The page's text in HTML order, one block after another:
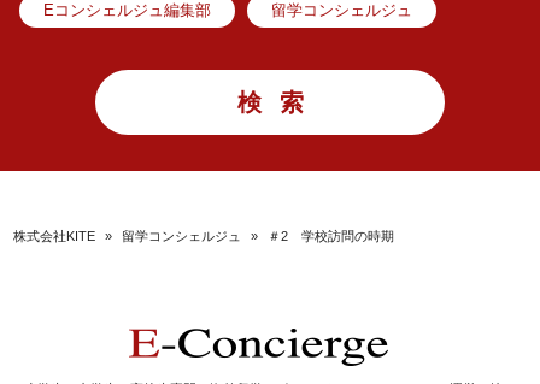
Eコンシェルジュ編集部 留学コンシェルジュ
株式会社KITE » 留学コンシェルジュ » ＃2 学校訪問の時期